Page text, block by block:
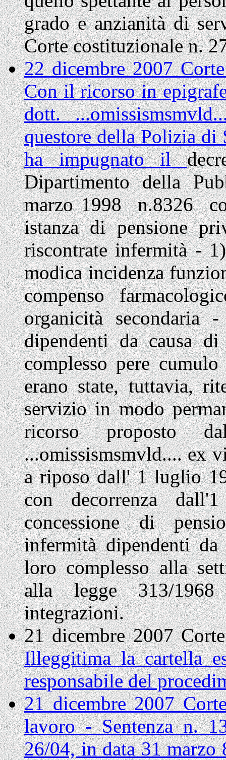
grado e anzianità di
Corte costituzionale n.
22 dicembre 2007
Con il ricorso in
dott.
questore della Polizia
ha impugnato il
Dipartimento della
marzo 1998 n.8326
istanza di pensione
riscontrate infermità -
modica incidenza
compenso
organicità secondaria
dipendenti da causa
complesso pere
erano state, tuttavia,
servizio in modo
ricorso proposto
...omissismsmvld.... ex
a riposo dall' 1 luglio
con decorrenza
concessione di
infermità dipendenti
loro complesso alla
alla legge 313/
integrazioni.
21 dicembre 2007
Illeggitima la cartella
responsabile del
21 dicembre 2007
lavoro - Sentenza n.
26/04, in data 31